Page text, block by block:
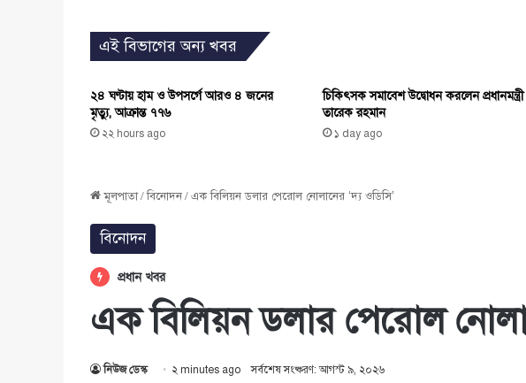
এই বিভাগের অন্য খবর
২৪ ঘণ্টায় হাম ও উপসর্গে আরও ৪ জনের
মৃত্যু, আক্রান্ত ৭৭৬
২২ hours ago
চিকিৎসক সমাবেশ উদ্বোধন করলেন প্রধানমন্ত্রী
তারেক রহমান
১ day ago